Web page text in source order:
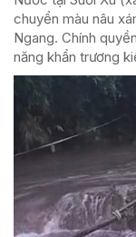
chuyển màu nâu
Ngang. Chính
năng khẩn trương